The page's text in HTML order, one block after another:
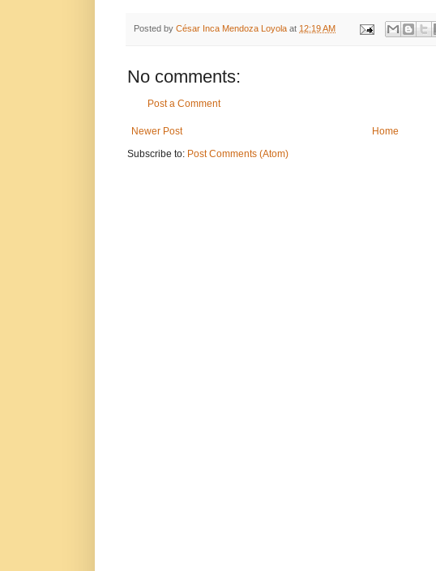
Posted by César Inca Mendoza Loyola at 12:19 AM
No comments:
Post a Comment
Newer Post
Home
Subscribe to: Post Comments (Atom)